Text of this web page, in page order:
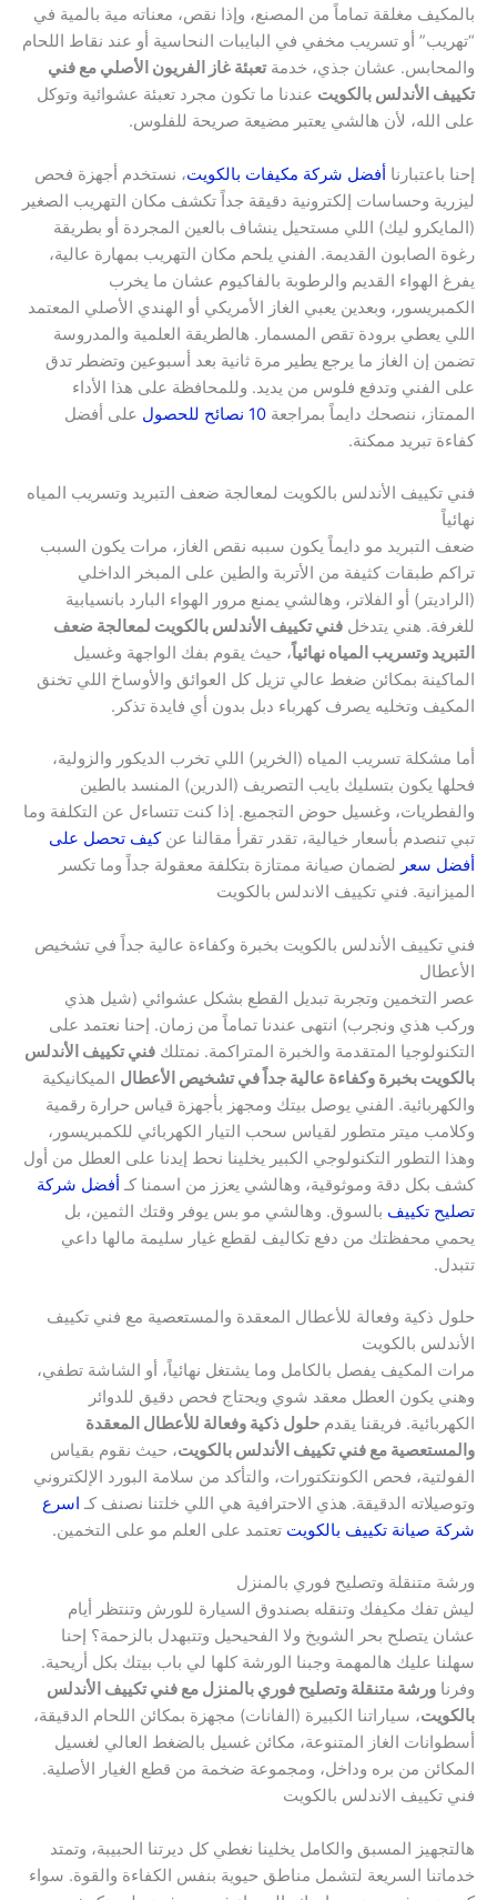
بالمكيف مغلقة تماماً من المصنع، وإذا نقص، معناته مية بالمية في
“تهريب” أو تسريب مخفي في البايبات النحاسية أو عند نقاط اللحام
والمحابس. عشان جذي، خدمةتعبئة غاز الفريون الأصلي مع فني
تكييف الأندلس بالكويت عندنا ما تكون مجرد تعبئة عشوائية وتوكل
على الله، لأن هالشي يعتبر مضيعة صريحة للفلوس.
إحنا باعتبارنا أفضل شركة مكيفات بالكويت، نستخدم أجهزة فحص
ليزرية وحساسات إلكترونية دقيقة جداً تكشف مكان التهريب الصغير
(المايكرو ليك) اللي مستحيل ينشاف بالعين المجردة أو بطريقة
رغوة الصابون القديمة. الفني يلحم مكان التهريب بمهارة عالية،
يفرغ الهواء القديم والرطوبة بالفاكيوم عشان ما يخرب
الكمبريسور، وبعدين يعبي الغاز الأمريكي أو الهندي الأصلي المعتمد
اللي يعطي برودة تقص المسمار. هالطريقة العلمية والمدروسة
تضمن إن الغاز ما يرجع يطير مرة ثانية بعد أسبوعين وتضطر تدق
على الفني وتدفع فلوس من يديد. وللمحافظة على هذا الأداء
الممتاز، ننصحك دايماً بمراجعة 10 نصائح للحصول
على أفضل
كفاءة تبريد ممكنة.
فني تكييف الأندلس بالكويت لمعالجة ضعف التبريد وتسريب المياه
نهائياً
ضعف التبريد مو دايماً يكون سببه نقص الغاز، مرات يكون السبب
تراكم طبقات كثيفة من الأتربة والطين على المبخر الداخلي
(الراديتر) أو الفلاتر، وهالشي يمنع مرور الهواء البارد بانسيابية
للغرفة. هني يتدخل فني تكييف الأندلس بالكويت لمعالجة ضعف
التبريد وتسريب المياه نهائياً، حيث يقوم بفك الواجهة وغسيل
الماكينة بمكائن ضغط عالي تزيل كل العوائق والأوساخ اللي تخنق
المكيف وتخليه يصرف كهرباء دبل بدون أي فايدة تذكر.
أما مشكلة تسريب المياه (الخرير) اللي تخرب الديكور والزولية،
فحلها يكون بتسليك بايب التصريف (الدرين) المنسد بالطين
والفطريات، وغسيل حوض التجميع. إذا كنت تتساءل عن التكلفة وما
تبي تنصدم بأسعار خيالية، تقدر تقرأ مقالنا عنكيف تحصل على
أفضل سعر لضمان صيانة ممتازة بتكلفة معقولة جداً وما تكسر
الميزانية. فني تكييف الاندلس بالكويت
فني تكييف الأندلس بالكويت بخبرة وكفاءة عالية جداً في تشخيص
الأعطال
عصر التخمين وتجربة تبديل القطع بشكل عشوائي (شيل هذي
وركب هذي ونجرب) انتهى عندنا تماماً من زمان. إحنا نعتمد على
التكنولوجيا المتقدمة والخبرة المتراكمة. نمتلك فني تكييف الأندلس
بالكويت بخبرة وكفاءة عالية جداً في تشخيص الأعطال الميكانيكية
والكهربائية. الفني يوصل بيتك ومجهز بأجهزة قياس حرارة رقمية
وكلامب ميتر متطور لقياس سحب التيار الكهربائي للكمبريسور،
وهذا التطور التكنولوجي الكبير يخلينا نحط إيدنا على العطل من أول
كشف بكل دقة وموثوقية، وهالشي يعزز من اسمنا كـ أفضل شركة
تصليح تكييف بالسوق. وهالشي مو بس يوفر وقتك الثمين، بل
يحمي محفظتك من دفع تكاليف لقطع غيار سليمة مالها داعي
تتبدل.
حلول ذكية وفعالة للأعطال المعقدة والمستعصية مع فني تكييف
الأندلس بالكويت
مرات المكيف يفصل بالكامل وما يشتغل نهائياً، أو الشاشة تطفي،
وهني يكون العطل معقد شوي ويحتاج فحص دقيق للدوائر
الكهربائية. فريقنا يقدم حلول ذكية وفعالة للأعطال المعقدة
والمستعصية مع فني تكييف الأندلس بالكويت، حيث نقوم بقياس
الفولتية، فحص الكونتكتورات، والتأكد من سلامة البورد الإلكتروني
وتوصيلاته الدقيقة. هذي الاحترافية هي اللي خلتنا نصنف كـ اسرع
شركة صيانة تكييف بالكويت تعتمد على العلم مو على التخمين.
ورشة متنقلة وتصليح فوري بالمنزل
ليش تفك مكيفك وتنقله بصندوق السيارة للورش وتنتظر أيام
عشان يتصلح بحر الشويخ ولا الفحيحيل وتتبهدل بالزحمة؟ إحنا
سهلنا عليك هالمهمة وجبنا الورشة كلها لي باب بيتك بكل أريحية.
وفرنا ورشة متنقلة وتصليح فوري بالمنزل مع فني تكييف الأندلس
بالكويت، سياراتنا الكبيرة (الفانات) مجهزة بمكائن اللحام الدقيقة،
أسطوانات الغاز المتنوعة، مكائن غسيل بالضغط العالي لغسيل
المكائن من بره وداخل، ومجموعة ضخمة من قطع الغيار الأصلية.
فني تكييف الاندلس بالكويت
هالتجهيز المسبق والكامل يخلينا نغطي كل ديرتنا الحبيبة، وتمتد
خدماتنا السريعة لتشمل مناطق حيوية بنفس الكفاءة والقوة. سواء